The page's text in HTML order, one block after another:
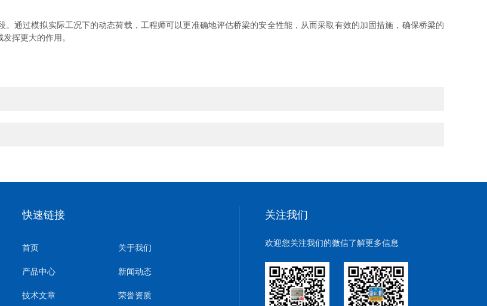
过模拟实际工况下的动态荷载，工程师可以更准确地评估桥梁的安全性能，从而采取有效的加固措施，确保桥梁的
挥更大的作用。
快速链接
首页 关于我们
产品中心 新闻动态
技术文章 荣誉资质
关注我们
欢迎您关注我们的微信了解更多信息